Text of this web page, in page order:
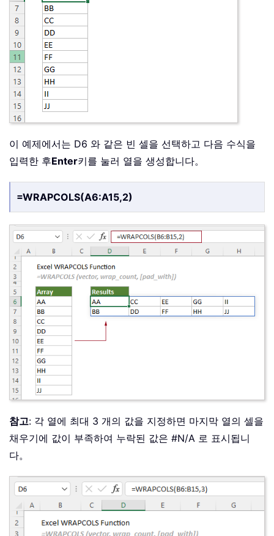
이 예제에서는 D6 와 같은 빈 셀을 선택하고 다음 수식을
입력한 후Enter키를 눌러 열을 생성합니다。
=WRAPCOLS(A6:A15,2)
참고: 각 열에 최대 3 개의 값을 지정하면 마지막 열의 셀을
채우기에 값이 부족하여 누락된 값은 #N/A 로 표시됩니
다。